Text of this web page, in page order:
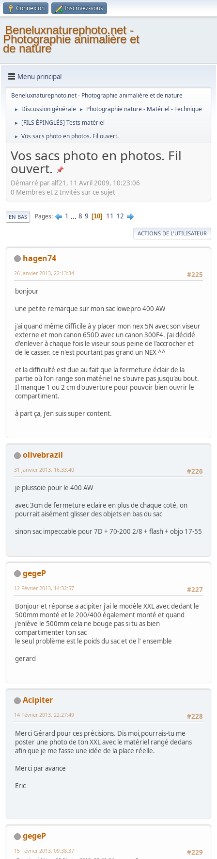
Connexion Inscrivez-vous
Beneluxnaturephoto.net -
Photographie animalière et
de nature
Menu principal
Beneluxnaturephoto.net - Photographie animalière et de nature
► Discussion générale ► Photographie nature - Matériel - Technique
► [FILS ÉPINGLÉS] Tests matériel
► Vos sacs photo en photos. Fil ouvert.
Vos sacs photo en photos. Fil
ouvert.
Démarré par alf21, 11 Avril 2009, 10:23:06
0 Membres et 2 Invités sur ce sujet
EN BAS Pages 1 ... 8 9 10 11 12
ACTIONS DE L'UTILISATEUR
hagen74
#225
26 Janvier 2013, 22:13:34
bonjour
une petite remarque sur mon sac lowepro 400 AW
j'ai quand même difficile à y placer mon nex 5N avec son viseur
externe et mon canon 650D avec un canon 300F4. j'ai décidé
d'enlever à chaque fois le viseur sous peine de l'accrocher et
de le casser. ce n'est pourtant pas grand un NEX ^^
et la difficulté est due au fait que la fermeture éclair de la
partie où l'on range son matériel ne s'ouvre pas jusqu'au bout.
Il manque 1 ou 2 cm d'ouverture pour pouvoir bien ouvrir le
compartiment.
à part ça, j'en suis super content.
olivebrazil
#226
31 Janvier 2013, 16:33:40
je plussoie pour le 400 AW
avec 3cm de fermeture eclaire en plus de chaque coté, on
pourrait aisément glisser des objets en bas du sac
sinon sac impeccable pour 7D + 70-200 2/8 + flash + objo 17-55
gegeP
#227
12 Février 2013, 14:32:57
Bonjour et réponse a acipiter j'ai le modèle XXL avec dedant le
500mm monté et le 200/400 également monté et quand
j'enlève le 500mm cela ne bouge pas si tu as bien
compartimenter ton sac
le seul problème est le poids du sac et de l' ensemble
gerard
Acipiter
#228
14 Février 2013, 22:27:49
Merci Gérard pour ces précisions. Dis moi,pourrais-tu me
poster une photo de ton XXL avec le matériel rangé dedans
afin que je me fasse une idée de la place réelle.
Merci par avance
Eric
gegeP
#229
15 Février 2013, 09:38:37